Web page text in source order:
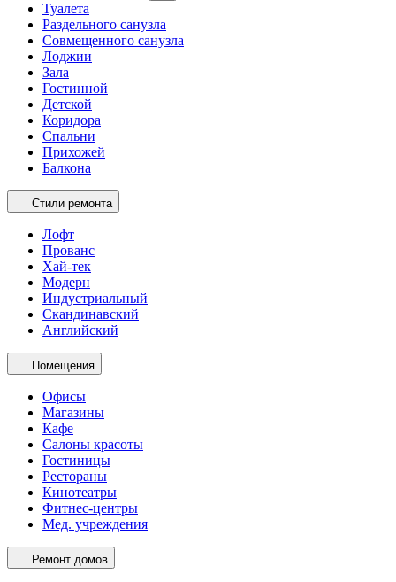
Туалета
Раздельного санузла
Совмещенного санузла
Лоджии
Зала
Гостинной
Детской
Коридора
Спальни
Прихожей
Балкона
Стили ремонта
Лофт
Прованс
Хай-тек
Модерн
Индустриальный
Скандинавский
Английский
Помещения
Офисы
Магазины
Кафе
Салоны красоты
Гостиницы
Рестораны
Кинотеатры
Фитнес-центры
Мед. учреждения
Ремонт домов